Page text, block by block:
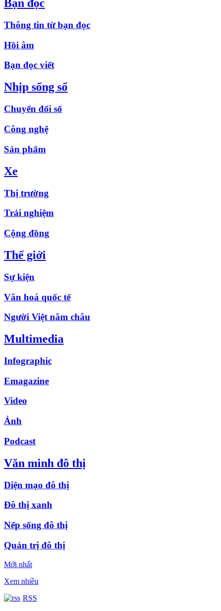
Bạn đọc
Thông tin từ bạn đọc
Hồi âm
Bạn đọc viết
Nhịp sống số
Chuyển đổi số
Công nghệ
Sản phẩm
Xe
Thị trường
Trải nghiệm
Cộng đồng
Thế giới
Sự kiện
Văn hoá quốc tế
Người Việt năm châu
Multimedia
Infographic
Emagazine
Video
Ảnh
Podcast
Văn minh đô thị
Diện mạo đô thị
Đô thị xanh
Nếp sống đô thị
Quản trị đô thị
Mới nhất
Xem nhiều
RSS